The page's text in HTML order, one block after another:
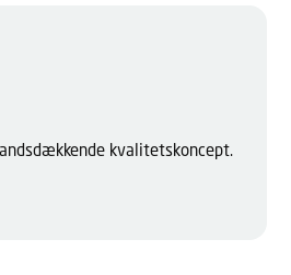
kvalitetskoncept.